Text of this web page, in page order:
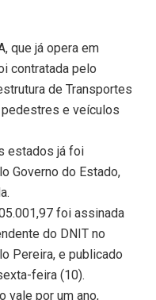
que já opera em
contratada pelo
de Transportes
e veículos
estados já foi
Governo do Estado,
foi assinada
do DNIT no
Pereira, e publicado
feira (10).
vale por um ano,